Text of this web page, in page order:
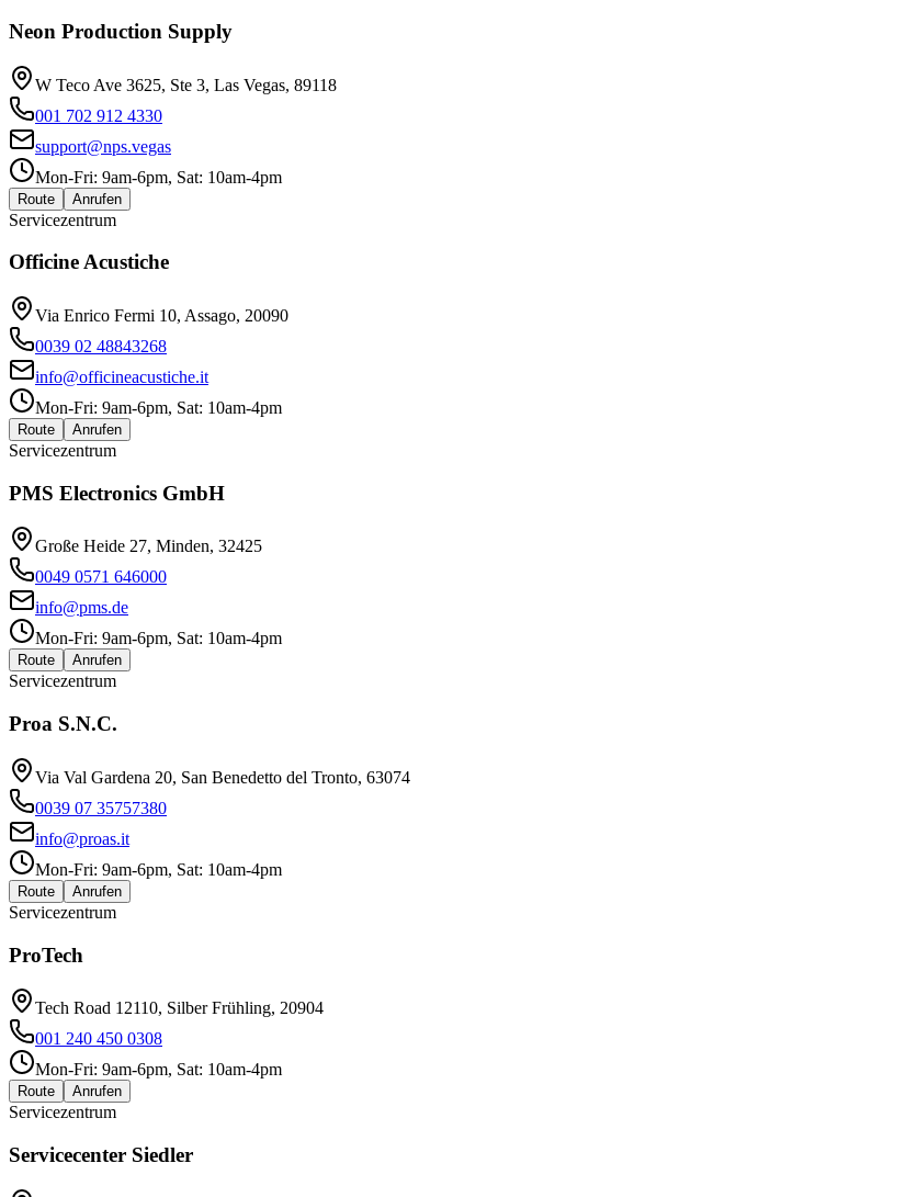
Neon Production Supply
W Teco Ave 3625, Ste 3, Las Vegas, 89118
001 702 912 4330
support@nps.vegas
Mon-Fri: 9am-6pm, Sat: 10am-4pm
Route Anrufen
Servicezentrum
Officine Acustiche
Via Enrico Fermi 10, Assago, 20090
0039 02 48843268
info@officineacustiche.it
Mon-Fri: 9am-6pm, Sat: 10am-4pm
Route Anrufen
Servicezentrum
PMS Electronics GmbH
Große Heide 27, Minden, 32425
0049 0571 646000
info@pms.de
Mon-Fri: 9am-6pm, Sat: 10am-4pm
Route Anrufen
Servicezentrum
Proa S.N.C.
Via Val Gardena 20, San Benedetto del Tronto, 63074
0039 07 35757380
info@proas.it
Mon-Fri: 9am-6pm, Sat: 10am-4pm
Route Anrufen
Servicezentrum
ProTech
Tech Road 12110, Silber Frühling, 20904
001 240 450 0308
Mon-Fri: 9am-6pm, Sat: 10am-4pm
Route Anrufen
Servicezentrum
Servicecenter Siedler